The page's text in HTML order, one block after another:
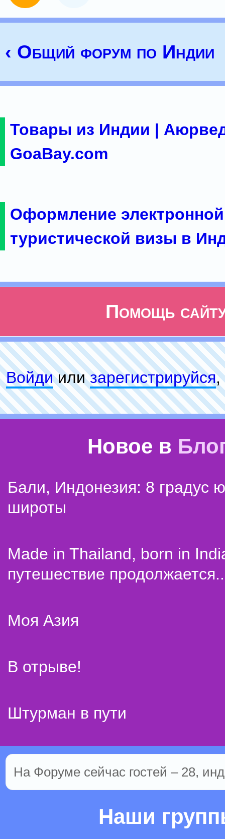
‹ Общий форум по Индии
Товары из Индии |
GoaBay.com
Оформление электронной
туристической визы в
Помощь
Войдиилизарeгиcтpируйся,
Новое в
Бали, Индонезия: 8 градус
широты
Made in Thailand, born in
путешествие
Моя Азия
В отрыве!
Штурман в пути
На Форуме сейчас гостей – 28,
Наши